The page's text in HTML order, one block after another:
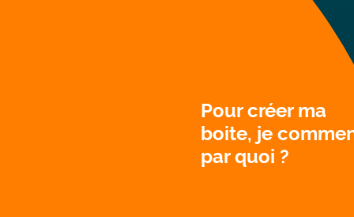
Titre
Pour créer ma
boite, je
par quoi ?